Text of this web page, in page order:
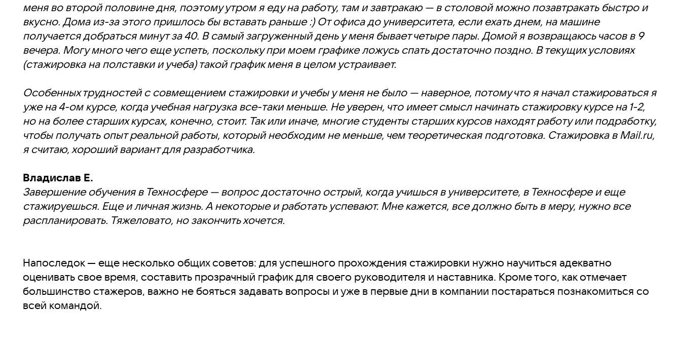
меня во второй половине дня, поэтому утром я еду на работу, там и завтракаю — в столовой можно позавтракать быстро и
вкусно. Дома из-за этого пришлось бы вставать раньше :) От офиса до университета, если ехать днем, на машине
получается добраться минут за 40. В самый загруженный день у меня бывает четыре пары. Домой я возвращаюсь часов в 9
вечера. Могу много чего еще успеть, поскольку при моем графике ложусь спать достаточно поздно. В текущих условиях
(стажировка на полставки и учеба) такой график меня в целом устраивает.
Особенных трудностей с совмещением стажировки и учебы у меня не было — наверное, потому что я начал стажироваться я
уже на 4-ом курсе, когда учебная нагрузка все-таки меньше. Не уверен, что имеет смысл начинать стажировку курсе на 1-2,
но на более старших курсах, конечно, стоит. Так или иначе, многие студенты старших курсов находят работу или подработку,
чтобы получать опыт реальной работы, который необходим не меньше, чем теоретическая подготовка. Стажировка в Mail.ru,
я считаю, хороший вариант для разработчика.
Владислав Е.
Завершение обучения в Техносфере — вопрос достаточно острый, когда учишься в университете, в Техносфере и еще
стажируешься. Еще и личная жизнь. А некоторые и работать успевают. Мне кажется, все должно быть в меру, нужно все
распланировать. Тяжеловато, но закончить хочется.
Напоследок — еще несколько общих советов: для успешного прохождения стажировки нужно научиться адекватно
оценивать свое время, составить прозрачный график для своего руководителя и наставника. Кроме того, как отмечает
большинство стажеров, важно не бояться задавать вопросы и уже в первые дни в компании постараться познакомиться со
всей командой.